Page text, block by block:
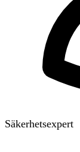
Säkerhetsexpert